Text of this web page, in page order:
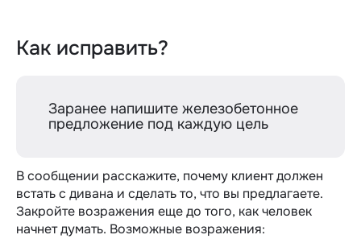
Как исправить?
Заранее напишите железобетонное
предложение под каждую цель
В сообщении расскажите, почему клиент должен
встать с дивана и сделать то, что вы предлагаете.
Закройте возражения еще до того, как человек
начнет думать. Возможные возражения: